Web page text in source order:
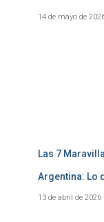
14 de mayo de
Las 7
Argentina: Lo
13 de abril de 2026